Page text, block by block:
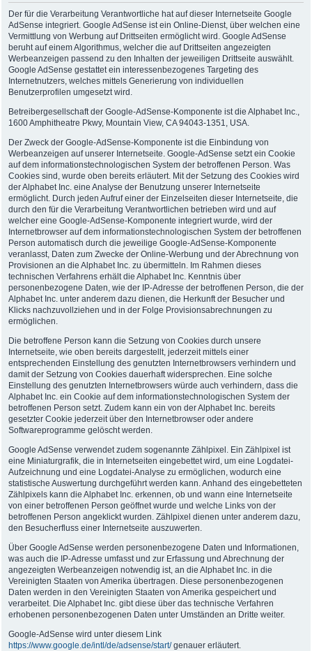
Der für die Verarbeitung Verantwortliche hat auf dieser Internetseite Google
AdSense integriert. Google AdSense ist ein Online-Dienst, über welchen eine
Vermittlung von Werbung auf Drittseiten ermöglicht wird. Google AdSense
beruht auf einem Algorithmus, welcher die auf Drittseiten angezeigten
Werbeanzeigen passend zu den Inhalten der jeweiligen Drittseite auswählt.
Google AdSense gestattet ein interessenbezogenes Targeting des
Internetnutzers, welches mittels Generierung von individuellen
Benutzerprofilen umgesetzt wird.
Betreibergesellschaft der Google-AdSense-Komponente ist die Alphabet Inc.,
1600 Amphitheatre Pkwy, Mountain View, CA 94043-1351, USA.
Der Zweck der Google-AdSense-Komponente ist die Einbindung von
Werbeanzeigen auf unserer Internetseite. Google-AdSense setzt ein Cookie
auf dem informationstechnologischen System der betroffenen Person. Was
Cookies sind, wurde oben bereits erläutert. Mit der Setzung des Cookies wird
der Alphabet Inc. eine Analyse der Benutzung unserer Internetseite
ermöglicht. Durch jeden Aufruf einer der Einzelseiten dieser Internetseite, die
durch den für die Verarbeitung Verantwortlichen betrieben wird und auf
welcher eine Google-AdSense-Komponente integriert wurde, wird der
Internetbrowser auf dem informationstechnologischen System der betroffenen
Person automatisch durch die jeweilige Google-AdSense-Komponente
veranlasst, Daten zum Zwecke der Online-Werbung und der Abrechnung von
Provisionen an die Alphabet Inc. zu übermitteln. Im Rahmen dieses
technischen Verfahrens erhält die Alphabet Inc. Kenntnis über
personenbezogene Daten, wie der IP-Adresse der betroffenen Person, die der
Alphabet Inc. unter anderem dazu dienen, die Herkunft der Besucher und
Klicks nachzuvollziehen und in der Folge Provisionsabrechnungen zu
ermöglichen.
Die betroffene Person kann die Setzung von Cookies durch unsere
Internetseite, wie oben bereits dargestellt, jederzeit mittels einer
entsprechenden Einstellung des genutzten Internetbrowsers verhindern und
damit der Setzung von Cookies dauerhaft widersprechen. Eine solche
Einstellung des genutzten Internetbrowsers würde auch verhindern, dass die
Alphabet Inc. ein Cookie auf dem informationstechnologischen System der
betroffenen Person setzt. Zudem kann ein von der Alphabet Inc. bereits
gesetzter Cookie jederzeit über den Internetbrowser oder andere
Softwareprogramme gelöscht werden.
Google AdSense verwendet zudem sogenannte Zählpixel. Ein Zählpixel ist
eine Miniaturgrafik, die in Internetseiten eingebettet wird, um eine Logdatei-
Aufzeichnung und eine Logdatei-Analyse zu ermöglichen, wodurch eine
statistische Auswertung durchgeführt werden kann. Anhand des eingebetteten
Zählpixels kann die Alphabet Inc. erkennen, ob und wann eine Internetseite
von einer betroffenen Person geöffnet wurde und welche Links von der
betroffenen Person angeklickt wurden. Zählpixel dienen unter anderem dazu,
den Besucherfluss einer Internetseite auszuwerten.
Über Google AdSense werden personenbezogene Daten und Informationen,
was auch die IP-Adresse umfasst und zur Erfassung und Abrechnung der
angezeigten Werbeanzeigen notwendig ist, an die Alphabet Inc. in die
Vereinigten Staaten von Amerika übertragen. Diese personenbezogenen
Daten werden in den Vereinigten Staaten von Amerika gespeichert und
verarbeitet. Die Alphabet Inc. gibt diese über das technische Verfahren
erhobenen personenbezogenen Daten unter Umständen an Dritte weiter.
Google-AdSense wird unter diesem Link
https://www.google.de/intl/de/adsense/start/genauer erläutert.